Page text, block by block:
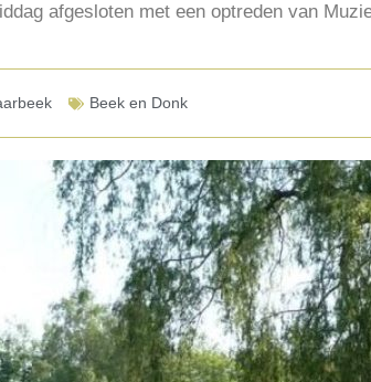
afgesloten met een optreden van
Beek en Donk